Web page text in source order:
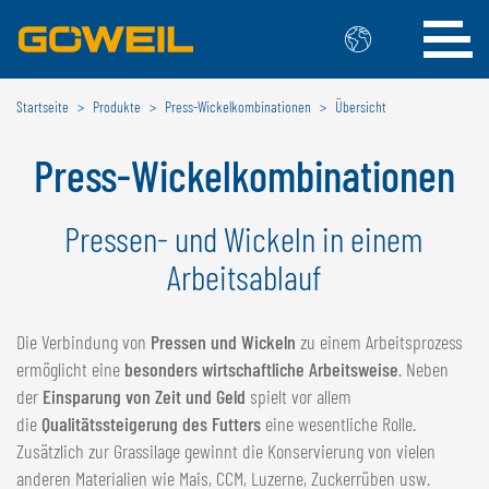
Wählen Sie Ihre Sprache / Ihr Land
INTERNATIONAL
GÖWEIL
FRANÇAIS
NEDERLANDS
ESPAÑOL
ČESKÝ
BELGIEN
GÖWEIL BNL
Startseite Produkte Press-Wickelkombinationen Übersicht
Press-Wickelkombinationen
Pressen- und Wickeln in einem
Arbeitsablauf
Die Verbindung von Pressen und Wickeln zu einem Arbeitsprozess
ermöglicht eine besonders wirtschaftliche Arbeitsweise. Neben
der Einsparung von Zeit und Geld spielt vor allem
die Qualitätssteigerung des Futters eine wesentliche Rolle.
Zusätzlich zur Grassilage gewinnt die Konservierung von vielen
anderen Materialien wie Mais, CCM, Luzerne, Zuckerrüben usw.